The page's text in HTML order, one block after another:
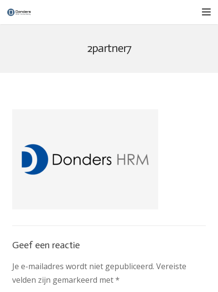
2partner7
Geef een reactie
Je e-mailadres wordt niet gepubliceerd. Vereiste
velden zijn gemarkeerd met*